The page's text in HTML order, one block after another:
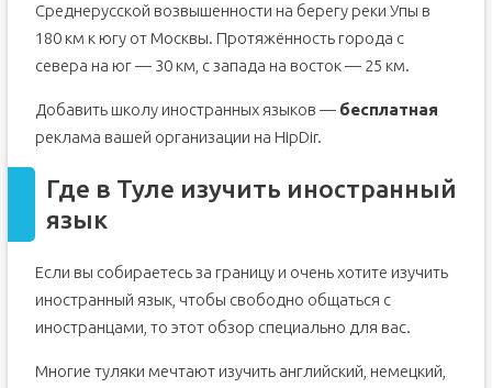
Среднерусской возвышенности на берегу реки Упы в
180 км к югу от Москвы. Протяжённость города с
севера на юг — 30 км, с запада на восток — 25 км.
Добавить школу иностранных языков — бесплатная
реклама вашей организации на HipDir.
Где в Туле изучить иностранный
язык
Если вы собираетесь за границу и очень хотите изучить
иностранный язык, чтобы свободно общаться с
иностранцами, то этот обзор специально для вас.
Многие туляки мечтают изучить английский, немецкий,